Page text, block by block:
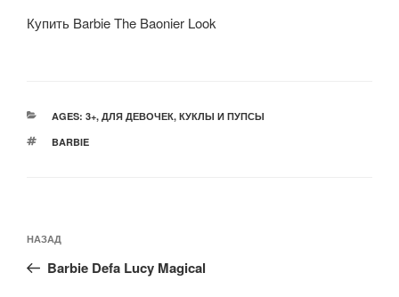
Купить Barbie The Baonier Look
РУБРИКИ
AGES: 3+, ДЛЯ ДЕВОЧЕК, КУКЛЫ И ПУПСЫ
МЕТКИ
BARBIE
по
записям
Предыдущая
запись:
НАЗАД
Barbie Defa Lucy Magical